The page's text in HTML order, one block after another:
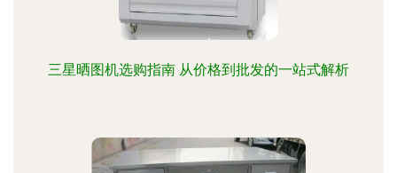
三星晒图机选购指南 从价格到批发的一站式解析